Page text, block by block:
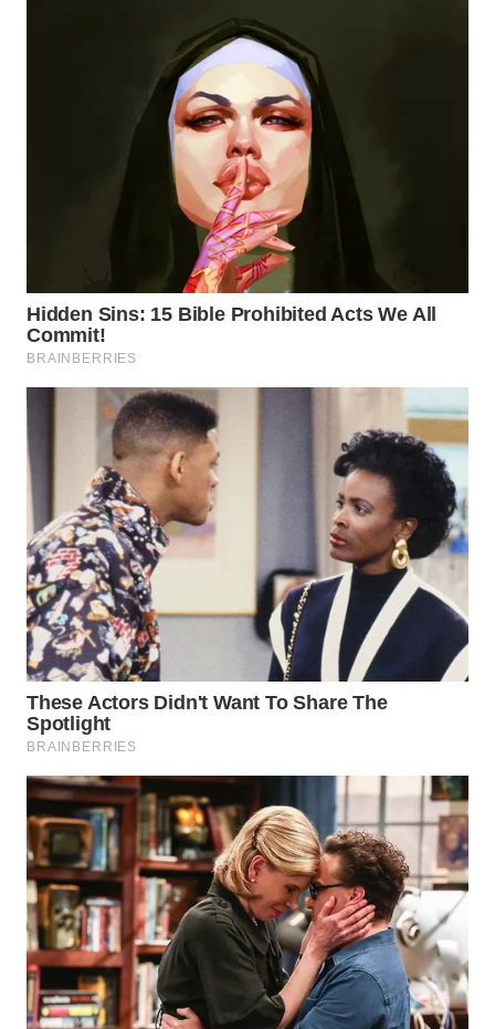
NATUNA
WN
MANDALIKA
WN
LIKUPANG
WN
LABUANBAJO
WN
BORNEO
Media
Group
WAHANA
NEWS
WAHANA
TANI
WAHANA